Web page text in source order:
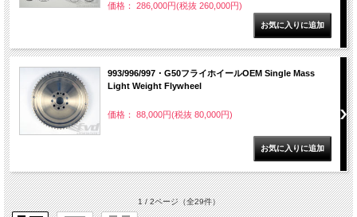
価格： 286,000円(税抜 260,000円)
993/996/997・G50フライホイールOEM Single Mass
Light Weight Flywheel
価格： 88,000円(税抜 80,000円)
1 / 2ページ（全29件）